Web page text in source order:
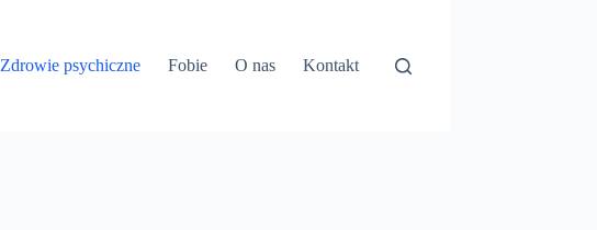
Zdrowie psychiczne Fobie O nas Kontakt